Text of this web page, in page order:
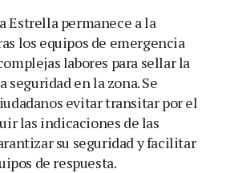
Estrella permanece a la
los equipos de emergencia
labores para sellar la
seguridad en la zona. Se
evitar transitar por el
las indicaciones de las
su seguridad y facilitar
de respuesta.